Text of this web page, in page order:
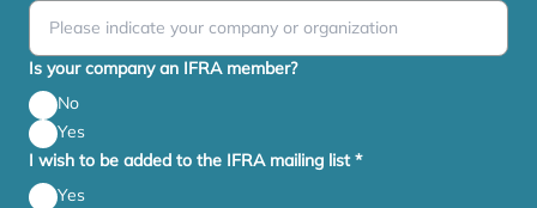
Is your company an IFRA member?
No
Yes
I wish to be added to the IFRA mailing list*
Yes